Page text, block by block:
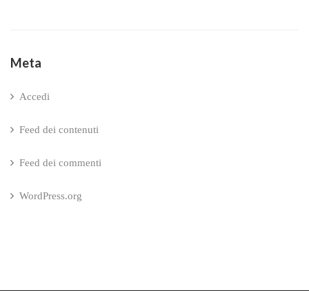
Meta
Accedi
Feed dei contenuti
Feed dei commenti
WordPress.org